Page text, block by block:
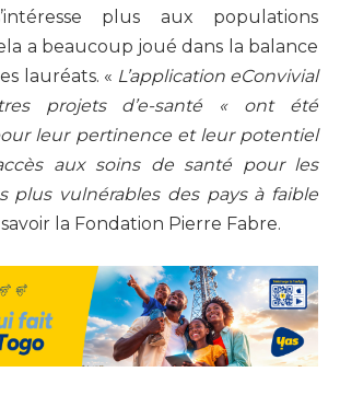
plus aux populations
a beaucoup joué dans la balance
lauréats. « L’application eConvivial
projets d’e-santé « ont été
leur pertinence et leur potentiel
aux soins de santé pour les
plus vulnérables des pays à faible
savoir la Fondation Pierre Fabre.